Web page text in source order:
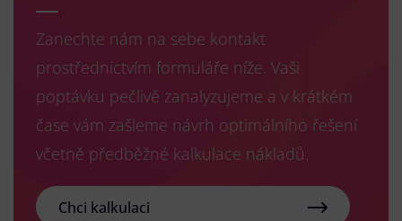
Zanechte nám na sebe kontakt
prostřednictvím formuláře níže. Vaši
poptávku pečlivě zanalyzujeme a v krátkém
čase vám zašleme návrh optimálního řešení
včetně předběžné kalkulace nákladů.
Chci kalkulaci